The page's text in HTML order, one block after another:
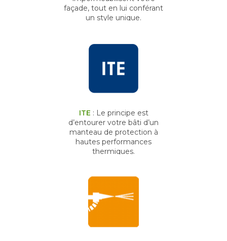
façade, tout en lui conférant
un style unique.
ITE : Le principe est
d’entourer votre bâti d’un
manteau de protection à
hautes performances
thermiques.